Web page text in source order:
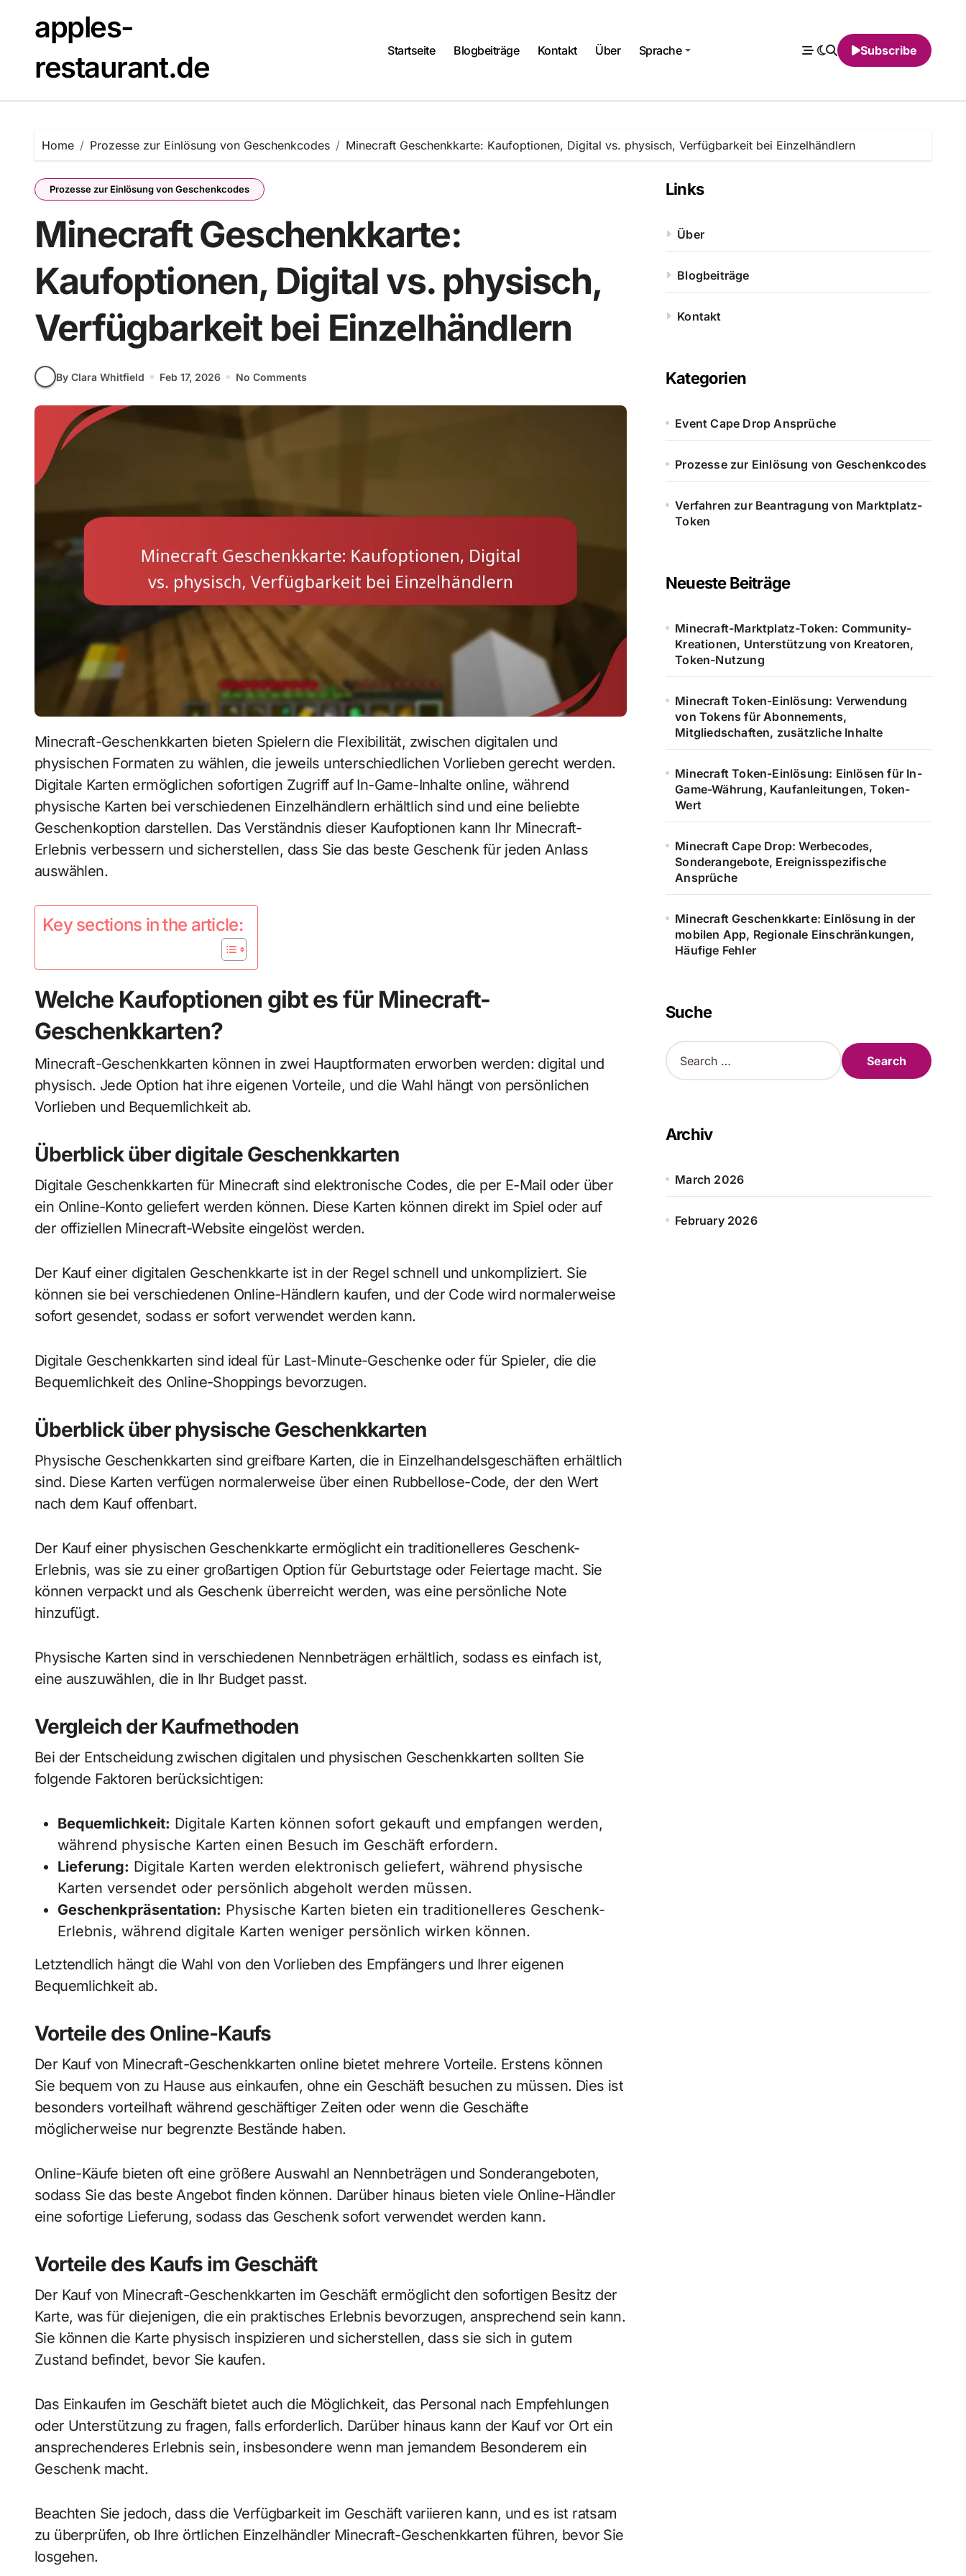
contentapples-
restaurant.de
Startseite Blogbeiträge Kontakt Über Sprache Subscribe
Home Prozesse zur Einlösung von Geschenkcodes Minecraft Geschenkkarte: Kaufoptionen, Digital vs. physisch, Verfügbarkeit bei Einzelhändlern
Prozesse zur Einlösung von Geschenkcodes
Minecraft Geschenkkarte:
Kaufoptionen, Digital vs. physisch,
Verfügbarkeit bei Einzelhändlern
By Clara Whitfield Feb 17, 2026 No Comments
Minecraft-Geschenkkarten bieten Spielern die Flexibilität, zwischen digitalen und
physischen Formaten zu wählen, die jeweils unterschiedlichen Vorlieben gerecht werden.
Digitale Karten ermöglichen sofortigen Zugriff auf In-Game-Inhalte online, während
physische Karten bei verschiedenen Einzelhändlern erhältlich sind und eine beliebte
Geschenkoption darstellen. Das Verständnis dieser Kaufoptionen kann Ihr Minecraft-
Erlebnis verbessern und sicherstellen, dass Sie das beste Geschenk für jeden Anlass
auswählen.
Key sections in the article:
Welche Kaufoptionen gibt es für Minecraft-
Geschenkkarten?
Minecraft-Geschenkkarten können in zwei Hauptformaten erworben werden: digital und
physisch. Jede Option hat ihre eigenen Vorteile, und die Wahl hängt von persönlichen
Vorlieben und Bequemlichkeit ab.
Überblick über digitale Geschenkkarten
Digitale Geschenkkarten für Minecraft sind elektronische Codes, die per E-Mail oder über
ein Online-Konto geliefert werden können. Diese Karten können direkt im Spiel oder auf
der offiziellen Minecraft-Website eingelöst werden.
Der Kauf einer digitalen Geschenkkarte ist in der Regel schnell und unkompliziert. Sie
können sie bei verschiedenen Online-Händlern kaufen, und der Code wird normalerweise
sofort gesendet, sodass er sofort verwendet werden kann.
Digitale Geschenkkarten sind ideal für Last-Minute-Geschenke oder für Spieler, die die
Bequemlichkeit des Online-Shoppings bevorzugen.
Überblick über physische Geschenkkarten
Physische Geschenkkarten sind greifbare Karten, die in Einzelhandelsgeschäften erhältlich
sind. Diese Karten verfügen normalerweise über einen Rubbellose-Code, der den Wert
nach dem Kauf offenbart.
Der Kauf einer physischen Geschenkkarte ermöglicht ein traditionelleres Geschenk-
Erlebnis, was sie zu einer großartigen Option für Geburtstage oder Feiertage macht. Sie
können verpackt und als Geschenk überreicht werden, was eine persönliche Note
hinzufügt.
Physische Karten sind in verschiedenen Nennbeträgen erhältlich, sodass es einfach ist,
eine auszuwählen, die in Ihr Budget passt.
Vergleich der Kaufmethoden
Bei der Entscheidung zwischen digitalen und physischen Geschenkkarten sollten Sie
folgende Faktoren berücksichtigen:
Bequemlichkeit: Digitale Karten können sofort gekauft und empfangen werden,
während physische Karten einen Besuch im Geschäft erfordern.
Lieferung: Digitale Karten werden elektronisch geliefert, während physische
Karten versendet oder persönlich abgeholt werden müssen.
Geschenkpräsentation: Physische Karten bieten ein traditionelleres Geschenk-
Erlebnis, während digitale Karten weniger persönlich wirken können.
Letztendlich hängt die Wahl von den Vorlieben des Empfängers und Ihrer eigenen
Bequemlichkeit ab.
Vorteile des Online-Kaufs
Der Kauf von Minecraft-Geschenkkarten online bietet mehrere Vorteile. Erstens können
Sie bequem von zu Hause aus einkaufen, ohne ein Geschäft besuchen zu müssen. Dies ist
besonders vorteilhaft während geschäftiger Zeiten oder wenn die Geschäfte
möglicherweise nur begrenzte Bestände haben.
Online-Käufe bieten oft eine größere Auswahl an Nennbeträgen und Sonderangeboten,
sodass Sie das beste Angebot finden können. Darüber hinaus bieten viele Online-Händler
eine sofortige Lieferung, sodass das Geschenk sofort verwendet werden kann.
Vorteile des Kaufs im Geschäft
Der Kauf von Minecraft-Geschenkkarten im Geschäft ermöglicht den sofortigen Besitz der
Karte, was für diejenigen, die ein praktisches Erlebnis bevorzugen, ansprechend sein kann.
Sie können die Karte physisch inspizieren und sicherstellen, dass sie sich in gutem
Zustand befindet, bevor Sie kaufen.
Das Einkaufen im Geschäft bietet auch die Möglichkeit, das Personal nach Empfehlungen
oder Unterstützung zu fragen, falls erforderlich. Darüber hinaus kann der Kauf vor Ort ein
ansprechenderes Erlebnis sein, insbesondere wenn man jemandem Besonderem ein
Geschenk macht.
Beachten Sie jedoch, dass die Verfügbarkeit im Geschäft variieren kann, und es ist ratsam
zu überprüfen, ob Ihre örtlichen Einzelhändler Minecraft-Geschenkkarten führen, bevor Sie
losgehen.
Links
Über
Blogbeiträge
Kontakt
Kategorien
Event Cape Drop Ansprüche
Prozesse zur Einlösung von Geschenkcodes
Verfahren zur Beantragung von Marktplatz-
Token
Neueste Beiträge
Minecraft-Marktplatz-Token: Community-
Kreationen, Unterstützung von Kreatoren,
Token-Nutzung
Minecraft Token-Einlösung: Verwendung
von Tokens für Abonnements,
Mitgliedschaften, zusätzliche Inhalte
Minecraft Token-Einlösung: Einlösen für In-
Game-Währung, Kaufanleitungen, Token-
Wert
Minecraft Cape Drop: Werbecodes,
Sonderangebote, Ereignisspezifische
Ansprüche
Minecraft Geschenkkarte: Einlösung in der
mobilen App, Regionale Einschränkungen,
Häufige Fehler
Suche
S
e
h
f
r
Archiv
March 2026
February 2026